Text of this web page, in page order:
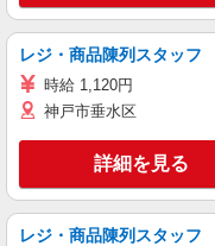
レジ・商品陳列スタッフ
時給 1,120円
神戸市垂水区
詳細を見る
レジ・商品陳列スタッフ